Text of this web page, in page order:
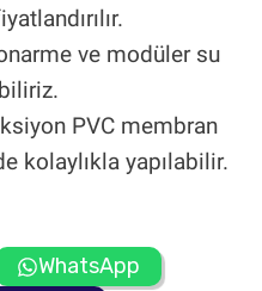
ve modüler su
PVC membran
kolaylıkla yapılabilir.
WhatsApp